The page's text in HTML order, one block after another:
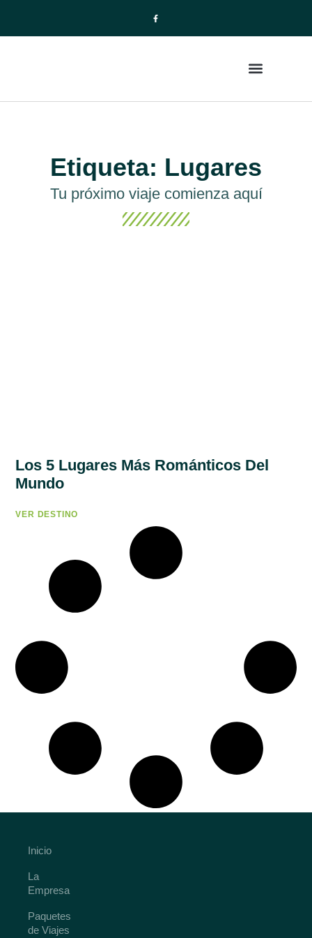
Etiqueta: Lugares
Tu próximo viaje comienza aquí
Los 5 Lugares Más Románticos Del
Mundo
VER DESTINO
Inicio
La
Empresa
Paquetes
de Viajes